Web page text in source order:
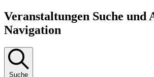
Veranstaltungen
Veranstaltungen Suche und
Navigation
Suche